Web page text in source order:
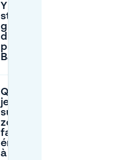
Y a-t-il un
stationnement
gratuit
disponible
près de Sint-
Baafsplein ?
Que dois-
je savoir
sur la
zone à
faibles
émissions
à Gand ?